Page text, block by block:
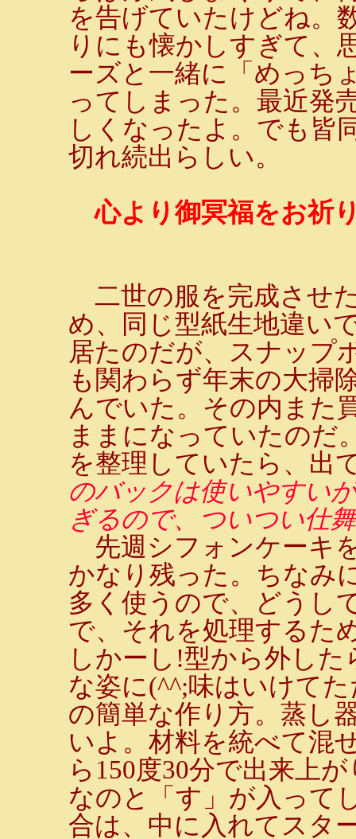
を告げていたけどね。
りにも懐かしすぎて、
ーズと一緒に「めっち
ってしまった。最近発
しくなったよ。でも皆
切れ続出らしい。
心より御冥福をお祈
二世の服を完成させ
め、同じ型紙生地違い
居たのだが、スナップ
も関わらず年末の大掃
んでいた。その内また
ままになっていたのだ
を整理していたら、
のバックは使いやすい
ぎるので、ついつい仕
先週シフォンケーキ
かなり残った。ちなみ
多く使うので、どうし
で、それを処理するた
しかーし!型から外し
な姿に(^^;味はいけて
の簡単な作り方。蒸し
いよ。材料を統べて混
ら150度30分で出来上
なのと「す」が入って
合は、中に入れてスタ